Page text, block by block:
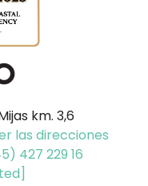
km. 3,6
las direcciones
427 229 16